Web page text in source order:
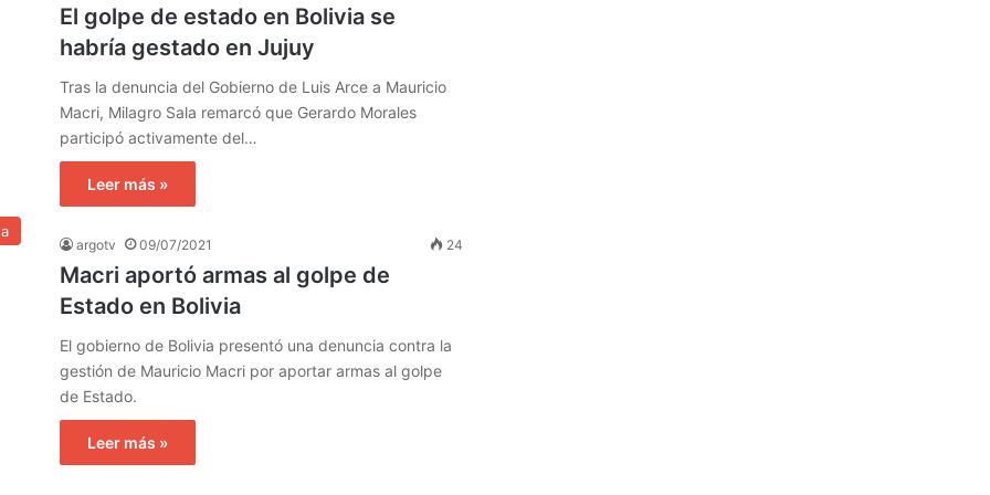
El golpe de estado en Bolivia se
habría gestado en Jujuy
Tras la denuncia del Gobierno de Luis Arce a Mauricio
Macri, Milagro Sala remarcó que Gerardo Morales
participó activamente del…
Leer más »
argotv 09/07/2021 24
Macri aportó armas al golpe de
Estado en Bolivia
El gobierno de Bolivia presentó una denuncia contra la
gestión de Mauricio Macri por aportar armas al golpe
de Estado.
Leer más »